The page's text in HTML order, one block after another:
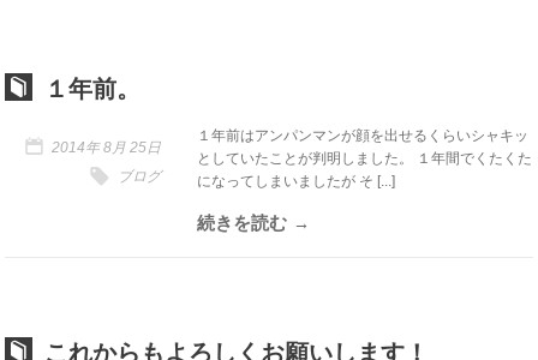
１年前。
2014年 8月 25日
ブログ
１年前はアンパンマンが顔を出せるくらいシャキッ
としていたことが判明しました。 １年間でくたくた
になってしまいましたが そ [...]
続きを読む
これからもよろしくお願いします！